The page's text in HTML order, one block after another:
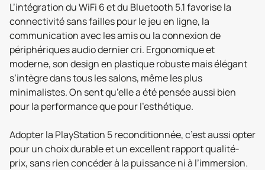
L’intégration du WiFi 6 et du Bluetooth 5.1 favorise la
connectivité sans failles pour le jeu en ligne, la
communication avec les amis ou la connexion de
périphériques audio dernier cri. Ergonomique et
moderne, son design en plastique robuste mais élégant
s’intègre dans tous les salons, même les plus
minimalistes. On sent qu’elle a été pensée aussi bien
pour la performance que pour l’esthétique.
Adopter la PlayStation 5 reconditionnée, c’est aussi opter
pour un choix durable et un excellent rapport qualité-
prix, sans rien concéder à la puissance ni à l’immersion.